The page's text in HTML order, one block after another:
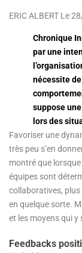
ERIC ALBERT Le
Chronique
par une
nécessite
suppose
lors des
Favoriser une
très peu s’en
montré que
équipes sont
collaboratives, plus
en quelque sorte.
et les moyens qui y
Feedbacks